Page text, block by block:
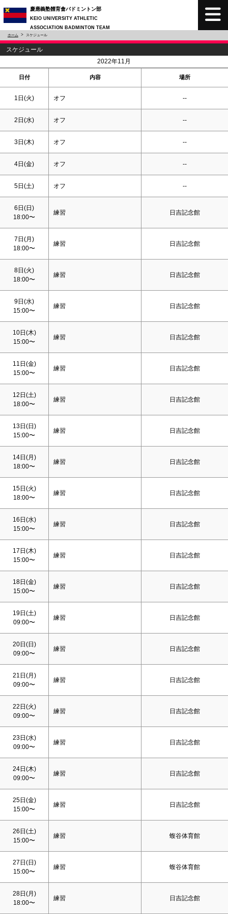
慶應義塾體育會バドミントン部
KEIO UNIVERSITY ATHLETIC
ASSOCIATION BADMINTON TEAM
ホーム スケジュール
スケジュール
2022年11月
日付 内容 場所
1日(火) オフ --
2日(水) オフ --
3日(木) オフ --
4日(金) オフ --
5日(土) オフ --
6日(日)
18:00〜
練習 日吉記念館
7日(月)
18:00〜
練習 日吉記念館
8日(火)
18:00〜
練習 日吉記念館
9日(水)
15:00〜
練習 日吉記念館
10日(木)
15:00〜
練習 日吉記念館
11日(金)
15:00〜
練習 日吉記念館
12日(土)
18:00〜
練習 日吉記念館
13日(日)
15:00〜
練習 日吉記念館
14日(月)
18:00〜
練習 日吉記念館
15日(火)
18:00〜
練習 日吉記念館
16日(水)
15:00〜
練習 日吉記念館
17日(木)
15:00〜
練習 日吉記念館
18日(金)
15:00〜
練習 日吉記念館
19日(土)
09:00〜
練習 日吉記念館
20日(日)
09:00〜
練習 日吉記念館
21日(月)
09:00〜
練習 日吉記念館
22日(火)
09:00〜
練習 日吉記念館
23日(水)
09:00〜
練習 日吉記念館
24日(木)
09:00〜
練習 日吉記念館
25日(金)
15:00〜
練習 日吉記念館
26日(土)
15:00〜
練習 蝮谷体育館
27日(日)
15:00〜
練習 蝮谷体育館
28日(月)
18:00〜
練習 日吉記念館